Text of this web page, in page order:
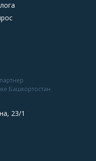
Башкортостан
23/1